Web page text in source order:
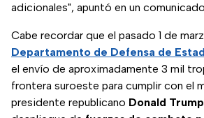
adicionales", apuntó en un
Cabe recordar que el pasado 1 de
Departamento de Defensa de
el envío de aproximadamente 3 mil
frontera suroeste para cumplir con el
presidente republicano Donald Trump